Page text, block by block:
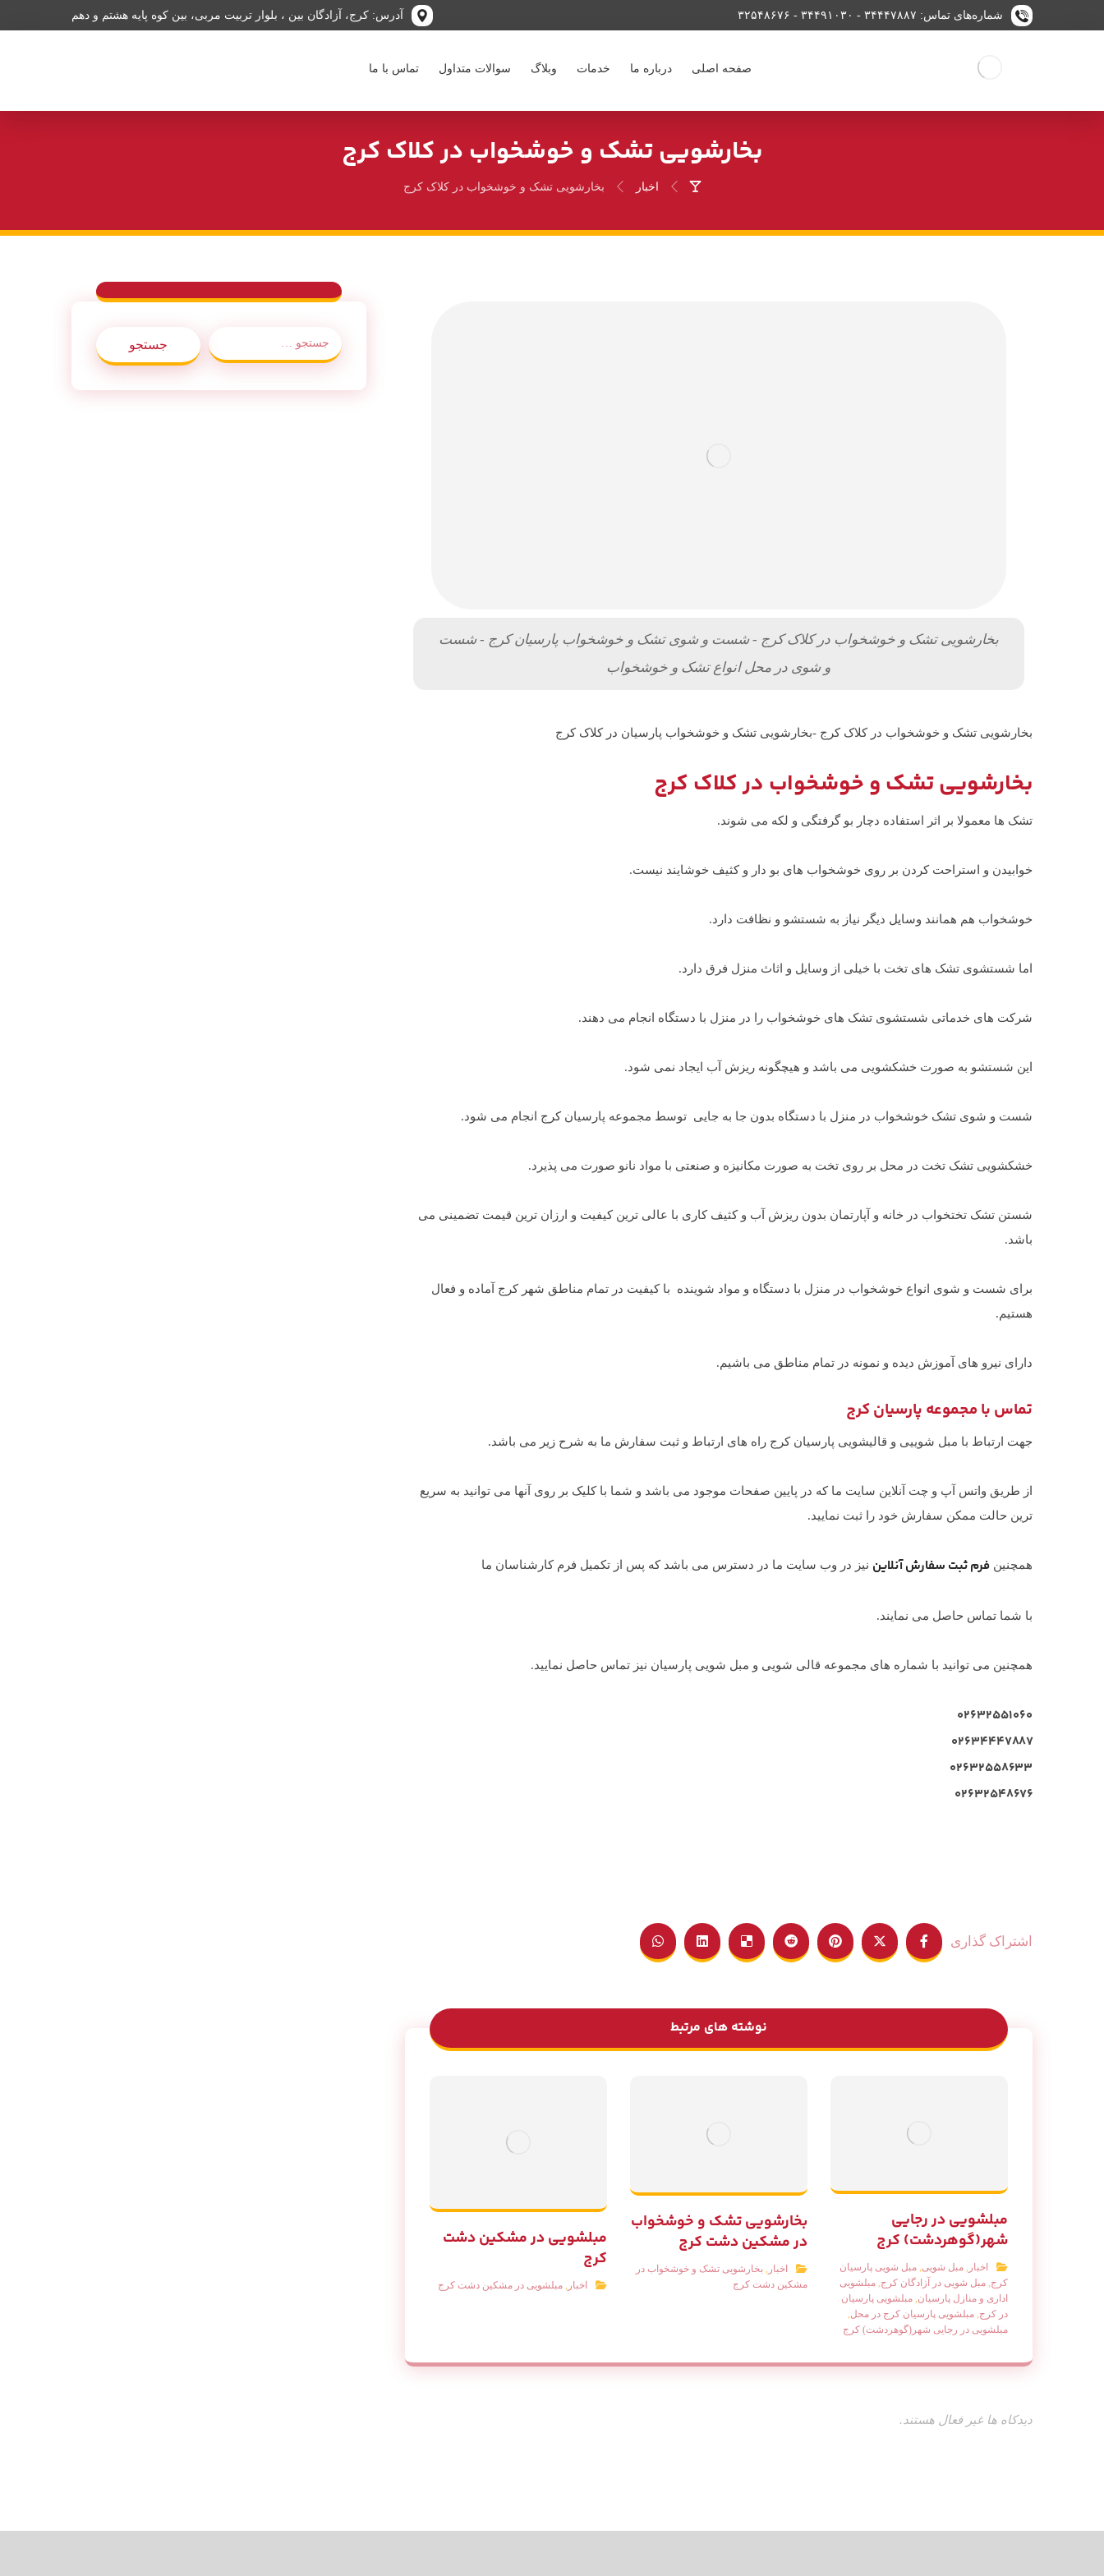
شماره‌های تماس: ۳۴۴۴۷۸۸۷ - ۳۴۴۹۱۰۳۰ - ۳۲۵۴۸۶۷۶ آدرس: کرج، آزادگان بین ، بلوار تربیت مربی، بین کوه پایه هشتم و دهم
صفحه اصلی درباره ما خدمات وبلاگ سوالات متداول تماس با ما
بخارشویی تشک و خوشخواب در کلاک کرج
اخبار بخارشویی تشک و خوشخواب در کلاک کرج
بخارشویی تشک و خوشخواب در کلاک کرج - شست و شوی تشک و خوشخواب پارسیان کرج - شست
و شوی در محل انواع تشک و خوشخواب
بخارشویی تشک و خوشخواب در کلاک کرج -بخارشویی تشک و خوشخواب پارسیان در کلاک کرج
بخارشویی تشک و خوشخواب در کلاک کرج
تشک ها معمولا بر اثر استفاده دچار بو گرفتگی و لکه می شوند.
خوابیدن و استراحت کردن بر روی خوشخواب های بو دار و کثیف خوشایند نیست.
خوشخواب هم همانند وسایل دیگر نیاز به شستشو و نظافت دارد.
اما شستشوی تشک های تخت با خیلی از وسایل و اثاث منزل فرق دارد.
شرکت های خدماتی شستشوی تشک های خوشخواب را در منزل با دستگاه انجام می دهند.
این شستشو به صورت خشکشویی می باشد و هیچگونه ریزش آب ایجاد نمی شود.
شست و شوی تشک خوشخواب در منزل با دستگاه بدون جا به جایی توسط مجموعه پارسیان کرج انجام می شود.
خشکشویی تشک تخت در محل بر روی تخت به صورت مکانیزه و صنعتی با مواد نانو صورت می پذیرد.
شستن تشک تختخواب در خانه و آپارتمان بدون ریزش آب و کثیف کاری با عالی ترین کیفیت و ارزان ترین قیمت تضمینی می
باشد.
برای شست و شوی انواع خوشخواب در منزل با دستگاه و مواد شوینده با کیفیت در تمام مناطق شهر کرج آماده و فعال
هستیم.
دارای نیرو های آموزش دیده و نمونه در تمام مناطق می باشیم.
تماس با مجموعه پارسیان کرج
جهت ارتباط با مبل شوییی و قالیشویی پارسیان کرج راه های ارتباط و ثبت سفارش ما به شرح زیر می باشد.
از طریق واتس آپ و چت آنلاین سایت ما که در پایین صفحات موجود می باشد و شما با کلیک بر روی آنها می توانید به سریع
ترین حالت ممکن سفارش خود را ثبت نمایید.
همچنین فرم ثبت سفارش آنلاین نیز در وب سایت ما در دسترس می باشد که پس از تکمیل فرم کارشناسان ما
با شما تماس حاصل می نمایند.
همچنین می توانید با شماره های مجموعه قالی شویی و مبل شویی پارسیان نیز تماس حاصل نمایید.
۰۲۶۳۲۵۵۱۰۶۰
۰۲۶۳۴۴۴۷۸۸۷
۰۲۶۳۲۵۵۸۶۳۳
۰۲۶۳۲۵۴۸۶۷۶
نوشته های مرتبط
مبلشویی در رجایی
شهر(گوهردشت) کرج
اخبار مبل شویی مبل شویی پارسیان
کرج مبل شویی در آزادگان کرج مبلشویی
اداری و منازل پارسیان مبلشویی پارسیان
در کرج مبلشویی پارسیان کرج در محل
مبلشویی در رجایی شهر(گوهردشت) کرج
بخارشویی تشک و خوشخواب
در مشکین دشت کرج
اخبار ,بخارشویی تشک و خوشخواب در
مشکین دشت کرج
مبلشویی در مشکین دشت
کرج
اخبار ,مبلشویی در مشکین دشت کرج
دیدکاه ها غیر فعال هستند.